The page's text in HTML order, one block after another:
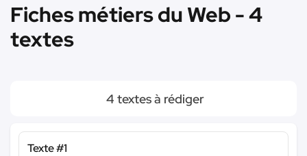
Fiches métiers du Web - 4
textes
4 textes à rédiger
Texte #1